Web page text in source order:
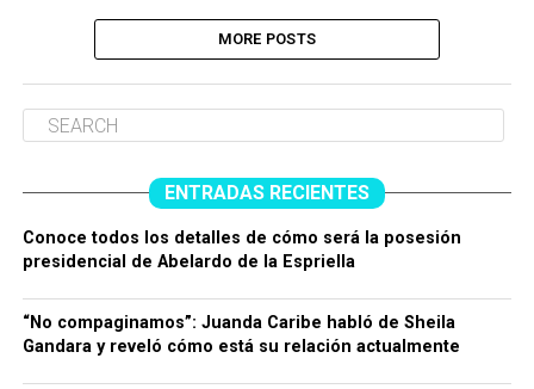
MORE POSTS
ENTRADAS RECIENTES
Conoce todos los detalles de cómo será la posesión
presidencial de Abelardo de la Espriella
“No compaginamos”: Juanda Caribe habló de Sheila
Gandara y reveló cómo está su relación actualmente